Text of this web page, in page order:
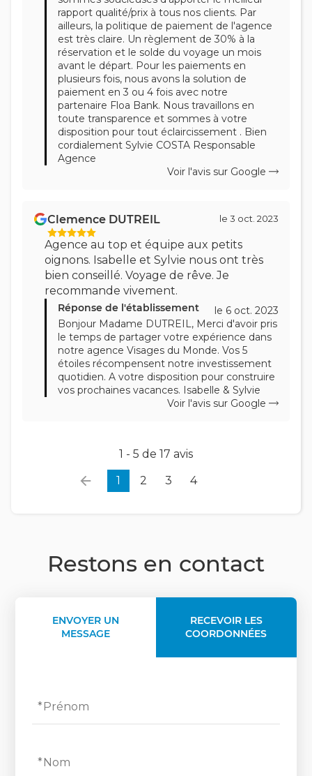
rapport qualité/prix à tous nos clients. Par
ailleurs, la politique de paiement de l'agence
est très claire. Un règlement de 30% à la
réservation et le solde du voyage un mois
avant le départ. Pour les paiements en
plusieurs fois, nous avons la solution de
paiement en 3 ou 4 fois avec notre
partenaire Floa Bank. Nous travaillons en
toute transparence et sommes à votre
disposition pour tout éclaircissement . Bien
cordialement Sylvie COSTA Responsable
Agence
Voir l'avis sur Google
Clemence DUTREIL le 3 oct. 2023
Agence au top et équipe aux petits
oignons. Isabelle et Sylvie nous ont très
bien conseillé. Voyage de rêve. Je
recommande vivement.
Réponse de l'établissement
le 6 oct. 2023
Bonjour Madame DUTREIL, Merci d'avoir pris
le temps de partager votre expérience dans
notre agence Visages du Monde. Vos 5
étoiles récompensent notre investissement
quotidien. A votre disposition pour construire
vos prochaines vacances. Isabelle & Sylvie
Voir l'avis sur Google
1 - 5 de 17 avis
1
2 3 4
Restons en contact
ENVOYER UN
MESSAGE
RECEVOIR LES
COORDONNÉES
Prénom
Nom